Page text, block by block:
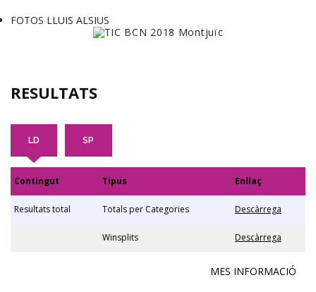
FOTOS LLUIS ALSIUS
RESULTATS
LD SP
Contingut Tipus Enllaç
Resultats total Totals per Categories Descàrrega
Winsplits Descàrrega
MES INFORMACIÓ